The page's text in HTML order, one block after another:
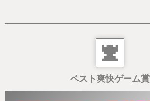
ベスト爽快ゲーム賞